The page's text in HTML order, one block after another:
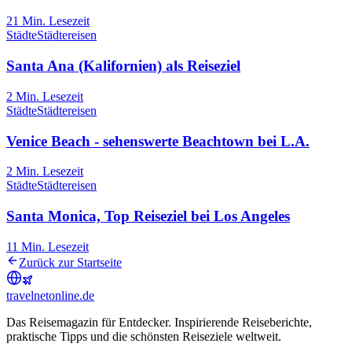
21 Min. Lesezeit
StädteStädtereisen
Santa Ana (Kalifornien) als Reiseziel
2 Min. Lesezeit
StädteStädtereisen
Venice Beach - sehenswerte Beachtown bei L.A.
2 Min. Lesezeit
StädteStädtereisen
Santa Monica, Top Reiseziel bei Los Angeles
11 Min. Lesezeit
Zurück zur Startseite
travelnetonline.de
Das Reisemagazin für Entdecker. Inspirierende Reiseberichte,
praktische Tipps und die schönsten Reiseziele weltweit.